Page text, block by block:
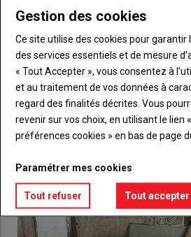
compte pour accéder à
Lien Créez un
VOUS AIMEREZ AUSSI
Gestion des cookies
Ce site utilise des cookies pour
des services essentiels et de mesure
« Tout Accepter », vous consentez à
et au traitement de vos données à
regard des finalités décrites. Vous
revenir sur vos choix, en utilisant le lien
préférences cookies » en bas de page
Paramétrer mes cookies
Tout refuser Tout accepter